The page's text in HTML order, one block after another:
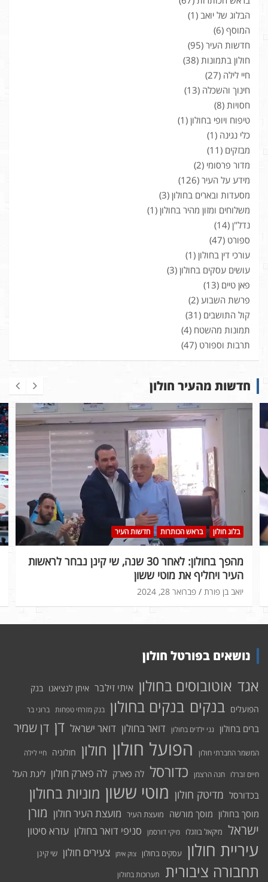
הבלוג של יואב (1)
המוסף (6)
חדשות העיר (95)
חולון בתמונות (38)
חיי לילה (27)
חינוך והשכלה (13)
חסויות (8)
טיפוח ויופי בחולון (1)
כלי נגינה (1)
מבזקים (11)
מדור פרסומי (2)
מידע על העיר (126)
מסעדות ובארים בחולון (3)
משלוחים ומזון מהיר בחולון (1)
נדל"ן (14)
ספורט (47)
עורכי דין בחולון (1)
עושים עסקים בחולון (3)
פאן טיים (13)
פרשת השבוע (2)
קול התושבים (31)
תמונות מהשטח (4)
תרבות וספורט (47)
חדשות מהעיר חולון
בלוג חולון בראש הכותרות חדשות העיר
מהפך בחולון: לאחר 30 שנה, שי קינן נבחר לראשות
העיר ויחליף את מוטי ששון
פברואר 28, 2024 יואב בן פורת
נושאים בפורטל חולון
אגד אוטובוסים בחולון איתי זילבר איתן לנציאנו בנק
הפועלים בנקים בנקים בחולון בנק מזרחי טפחות ברוני בר
ברים בחולון גני ילדים בחולון דואר בחולון דואר ישראל דן דן שמיר
המשמר החברתי חולון הפועל חולון חולון חולוניה חיי לילה
חיים זברלו חנה הרצמן כדורסל לה פארק לה פארק חולון ליגת העל
בכדורסל מדיטק חולון מוטי ששון מוניות בחולון
מוסך בחולון מוסך מורשה מועצת העיר מועצת העיר חולון מורן
ישראל מיקאל בוזגלו מיקי דורסמן סניפי דואר בחולון עזרא סיטון
עיריית חולון עסקים בחולון צוק איתן צעירים חולון שי קינן
תחבורה ציבורית תערוכות בחולון